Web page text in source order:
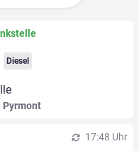
Diesel
Pyrmont
17:48 Uhr